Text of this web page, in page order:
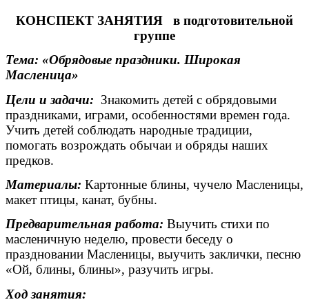
КОНСПЕКТ ЗАНЯТИЯ в подготовительной
группе
Тема: «Обрядовые праздники. Широкая
Масленица»
Цели и задачи: Знакомить детей с обрядовыми
праздниками, играми, особенностями времен года.
Учить детей соблюдать народные традиции,
помогать возрождать обычаи и обряды наших
предков.
Материалы: Картонные блины, чучело Масленицы,
макет птицы, канат, бубны.
Предварительная работа: Выучить стихи по
масленичную неделю, провести беседу о
праздновании Масленицы, выучить заклички, песню
«Ой, блины, блины», разучить игры.
Ход занятия: